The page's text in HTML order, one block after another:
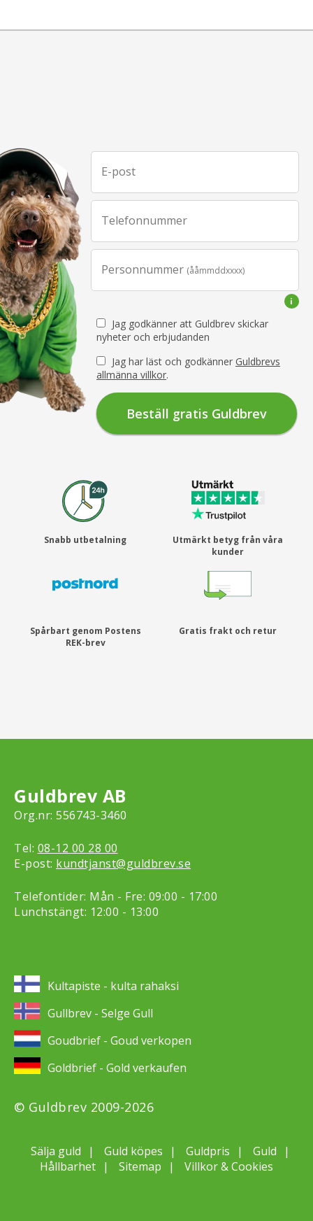
E-post
Telefonnummer
Personnummer (ååmmddxxxx)
Jag godkänner att Guldbrev skickar
nyheter och erbjudanden
Jag har läst och godkänner Guldbrevs
allmänna villkor.
Snabb utbetalning
Utmärkt betyg från våra
kunder
Spårbart genom Postens
REK-brev
Gratis frakt och retur
Guldbrev AB
Org.nr: 556743-3460
Tel: 08-12 00 28 00
E-post: kundtjanst@guldbrev.se
Telefontider: Mån - Fre: 09:00 - 17:00
Lunchstängt: 12:00 - 13:00
Kultapiste - kulta rahaksi
Gullbrev - Selge Gull
Goudbrief - Goud verkopen
Goldbrief - Gold verkaufen
© Guldbrev 2009-2026
Sälja guld Guld köpes Guldpris
Guld
Hållbarhet
Sitemap Villkor & Cookies